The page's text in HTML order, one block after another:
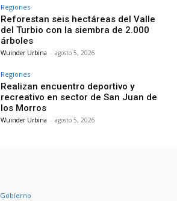
Regiones
Reforestan seis hectáreas del Valle
del Turbio con la siembra de 2.000
árboles
Wuinder Urbina - agosto 5, 2026
Regiones
Realizan encuentro deportivo y
recreativo en sector de San Juan de
los Morros
Wuinder Urbina - agosto 5, 2026
Gobierno